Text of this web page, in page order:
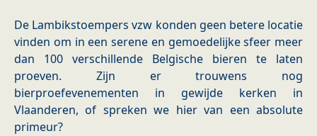
De Lambikstoempers vzw konden geen betere locatie
vinden om in een serene en gemoedelijke sfeer meer
dan 100 verschillende Belgische bieren te laten
proeven. Zijn er trouwens nog
bierproefevenementen in gewijde kerken in
Vlaanderen, of spreken we hier van een absolute
primeur?